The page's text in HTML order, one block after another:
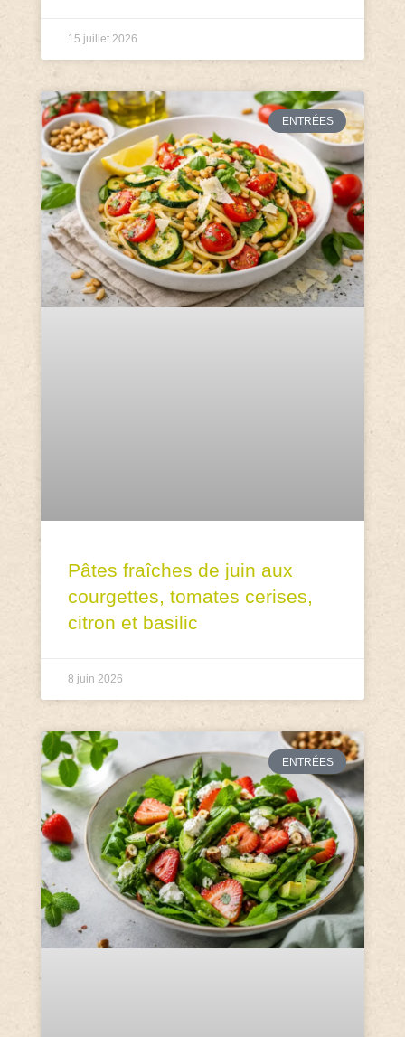
15 juillet 2026
ENTRÉES
Pâtes fraîches de juin aux
courgettes, tomates cerises,
citron et basilic
8 juin 2026
ENTRÉES